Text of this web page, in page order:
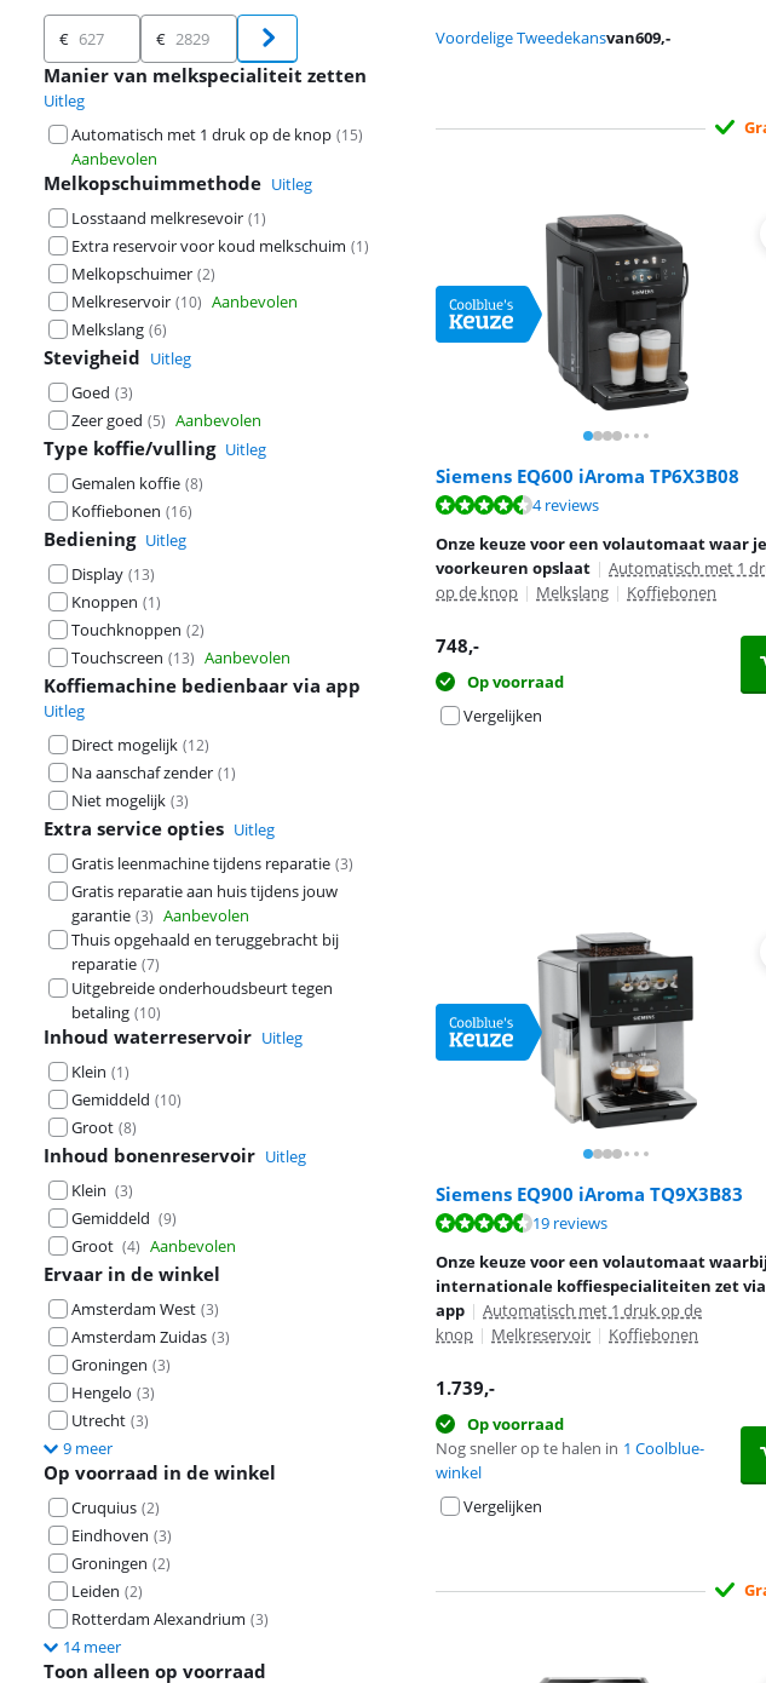
Prijs
€ €
Manier van melkspecialiteit zetten
Uitleg
Automatisch met 1 druk op de knop (15)
Aanbevolen
Melkopschuimmethode Uitleg
Losstaand melkresevoir (1)
Extra reservoir voor koud melkschuim (1)
Melkopschuimer (2)
Melkreservoir (10) Aanbevolen
Melkslang (6)
Stevigheid Uitleg
Goed (3)
Zeer goed (5) Aanbevolen
Type koffie/vulling Uitleg
Gemalen koffie (8)
Koffiebonen (16)
Bediening Uitleg
Display (13)
Knoppen (1)
Touchknoppen (2)
Touchscreen (13) Aanbevolen
Koffiemachine bedienbaar via app
Uitleg
Direct mogelijk (12)
Na aanschaf zender (1)
Niet mogelijk (3)
Extra service opties Uitleg
Gratis leenmachine tijdens reparatie (3)
Gratis reparatie aan huis tijdens jouw
garantie (3) Aanbevolen
Thuis opgehaald en teruggebracht bij
reparatie (7)
Uitgebreide onderhoudsbeurt tegen
betaling (10)
Inhoud waterreservoir Uitleg
Klein (1)
Gemiddeld (10)
Groot (8)
Inhoud bonenreservoir Uitleg
Klein (3)
Gemiddeld (9)
Groot (4) Aanbevolen
Ervaar in de winkel
Amsterdam West (3)
Amsterdam Zuidas (3)
Groningen (3)
Hengelo (3)
Utrecht (3)
9 meer
Op voorraad in de winkel
Cruquius (2)
Eindhoven (3)
Groningen (2)
Leiden (2)
Rotterdam Alexandrium (3)
14 meer
Toon alleen op voorraad
Voordelige Tweedekansvan609,-
Siemens EQ600 iAroma TP6X3B08
Beoordeling is 9,4 van de 10, gebaseerd op 4
4 reviews
Onze keuze voor een volautomaat waar je
voorkeuren opslaat | Automatisch met 1
op de knop | Melkslang | Koffiebonen
748,-
Op voorraad
Vergelijken
Beoordeling is 8,7 van de 10, gebaseerd op 3
Siemens EQ900 iAroma TQ9X3B83
Beoordeling is 9,1 van de 10, gebaseerd op 19
19 reviews
Onze keuze voor een volautomaat waarbij
internationale koffiespecialiteiten zet
app | Automatisch met 1 druk op de
knop | Melkreservoir | Koffiebonen
1.739,-
Op voorraad
Nog sneller op te halen in 1 Coolblue-
winkel
Vergelijken
Beoordeling is 9,1 van de 10, gebaseerd op 19
Beoordeling is 9,1 van de 10, gebaseerd op